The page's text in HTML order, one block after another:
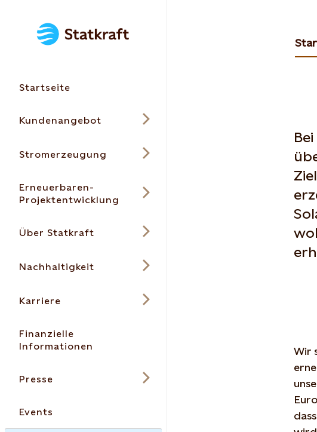
Startseite
Kundenangebot
Stromerzeugung
Erneuerbaren-
Projektentwicklung
Über Statkraft
Nachhaltigkeit
Karriere
Finanzielle
Informationen
Presse
Events
Wir